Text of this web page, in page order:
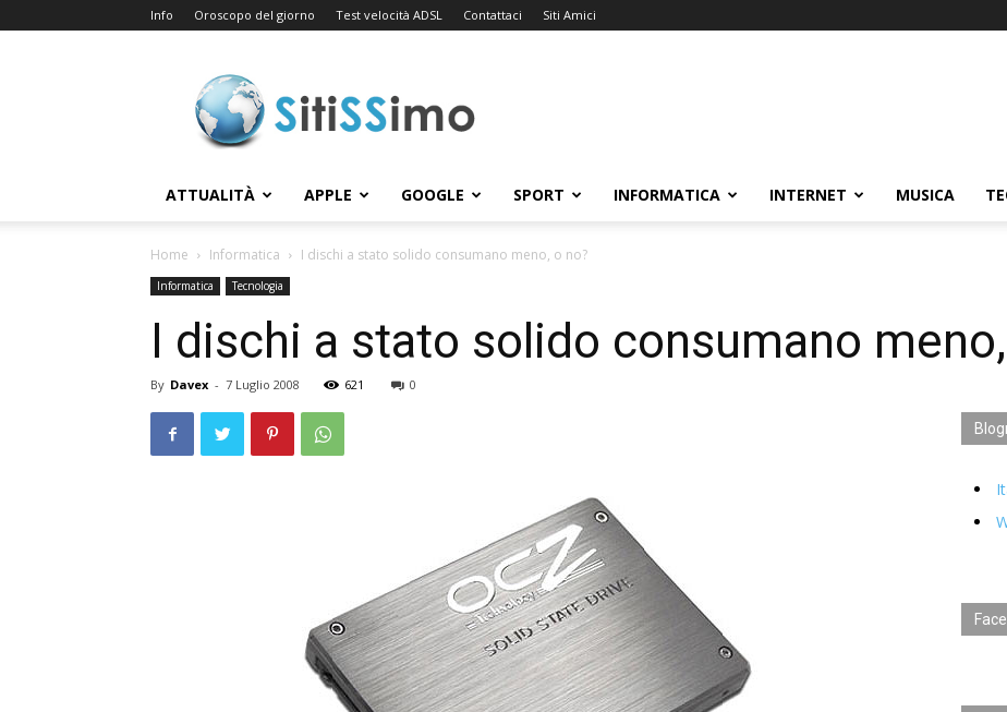
Info Oroscopo del giorno Test velocità ADSL Contattaci Siti Amici
ATTUALITÀ APPLE GOOGLE SPORT INFORMATICA INTERNET MUSICA
Home Informatica I dischi a stato solido consumano meno, o no?
Informatica Tecnologia
I dischi a stato solido consumano
By Davex - 7 Luglio 2008 621 0